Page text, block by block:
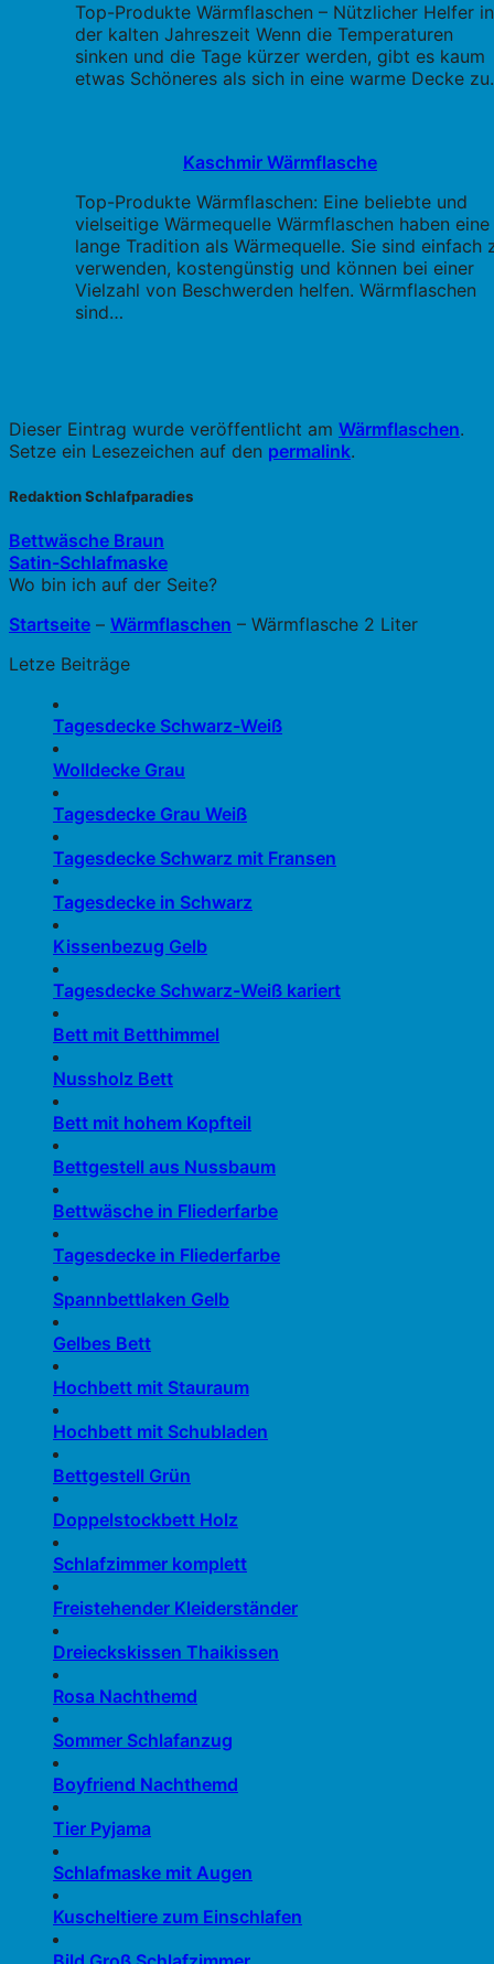
Top-Produkte Wärmflaschen – Nützlicher Helfer in
der kalten Jahreszeit Wenn die Temperaturen
sinken und die Tage kürzer werden, gibt es kaum
etwas Schöneres als sich in eine warme Decke
Kaschmir Wärmflasche
Top-Produkte Wärmflaschen: Eine beliebte und
vielseitige Wärmequelle Wärmflaschen haben eine
lange Tradition als Wärmequelle. Sie sind einfach
verwenden, kostengünstig und können bei einer
Vielzahl von Beschwerden helfen. Wärmflaschen
sind…
Dieser Eintrag wurde veröffentlicht am Wärmflaschen.
Setze ein Lesezeichen auf den permalink.
Redaktion Schlafparadies
Bettwäsche Braun
Satin-Schlafmaske
Wo bin ich auf der Seite?
Startseite – Wärmflaschen – Wärmflasche 2 Liter
Letze Beiträge
Tagesdecke Schwarz-Weiß
Wolldecke Grau
Tagesdecke Grau Weiß
Tagesdecke Schwarz mit Fransen
Tagesdecke in Schwarz
Kissenbezug Gelb
Tagesdecke Schwarz-Weiß kariert
Bett mit Betthimmel
Nussholz Bett
Bett mit hohem Kopfteil
Bettgestell aus Nussbaum
Bettwäsche in Fliederfarbe
Tagesdecke in Fliederfarbe
Spannbettlaken Gelb
Gelbes Bett
Hochbett mit Stauraum
Hochbett mit Schubladen
Bettgestell Grün
Doppelstockbett Holz
Schlafzimmer komplett
Freistehender Kleiderständer
Dreieckskissen Thaikissen
Rosa Nachthemd
Sommer Schlafanzug
Boyfriend Nachthemd
Tier Pyjama
Schlafmaske mit Augen
Kuscheltiere zum Einschlafen